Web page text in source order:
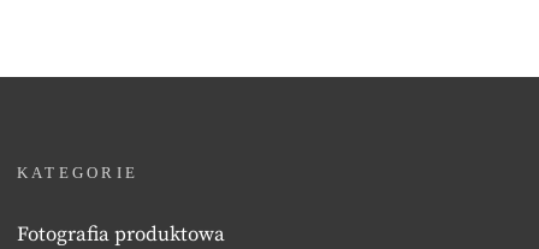
KATEGORIE
Fotografia produktowa